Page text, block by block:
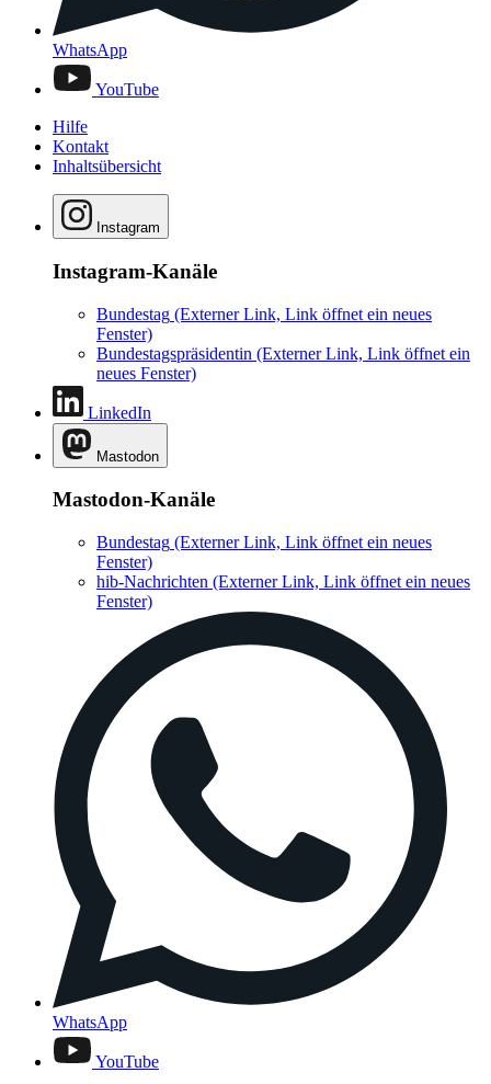
WhatsApp
YouTube
Hilfe
Kontakt
Inhaltsübersicht
Instagram
Instagram-Kanäle
Bundestag (Externer Link, Link öffnet ein neues
Fenster)
Bundestagspräsidentin (Externer Link, Link öffnet ein
neues Fenster)
LinkedIn
Mastodon
Mastodon-Kanäle
Bundestag (Externer Link, Link öffnet ein neues
Fenster)
hib-Nachrichten (Externer Link, Link öffnet ein neues
Fenster)
WhatsApp
YouTube